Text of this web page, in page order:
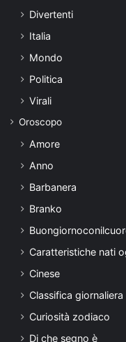
Divertenti
Italia
Mondo
Politica
Virali
Oroscopo
Amore
Anno
Barbanera
Branko
Caratteristiche nati
Cinese
Classifica giornaliera
Curiosità zodiaco
Di che segno è